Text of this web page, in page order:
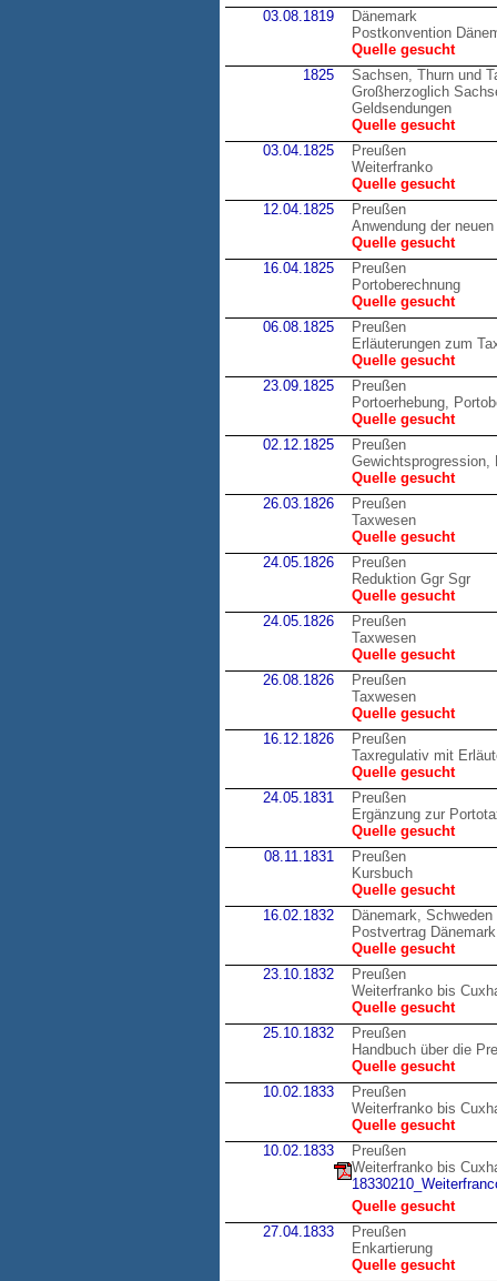
03.08.1819
Dänemark
Postkonvention
Quelle gesucht
1825
Sachsen, Thurn und
Großherzoglich
Geldsendungen
Quelle gesucht
03.04.1825
Preußen
Weiterfranko
Quelle gesucht
12.04.1825
Preußen
Anwendung der
Quelle gesucht
16.04.1825
Preußen
Portoberechnung
Quelle gesucht
06.08.1825
Preußen
Erläuterungen zum
Quelle gesucht
23.09.1825
Preußen
Portoerhebung,
Quelle gesucht
02.12.1825
Preußen
Gewichtsprogression,
Quelle gesucht
26.03.1826
Preußen
Taxwesen
Quelle gesucht
24.05.1826
Preußen
Reduktion Ggr Sgr
Quelle gesucht
24.05.1826
Preußen
Taxwesen
Quelle gesucht
26.08.1826
Preußen
Taxwesen
Quelle gesucht
16.12.1826
Preußen
Taxregulativ mit
Quelle gesucht
24.05.1831
Preußen
Ergänzung zur
Quelle gesucht
08.11.1831
Preußen
Kursbuch
Quelle gesucht
16.02.1832
Dänemark, Schweden
Postvertrag
Quelle gesucht
23.10.1832
Preußen
Weiterfranko bis
Quelle gesucht
25.10.1832
Preußen
Handbuch über die
Quelle gesucht
10.02.1833
Preußen
Weiterfranko bis
Quelle gesucht
10.02.1833
Preußen
Weiterfranko bis
Quelle gesucht
27.04.1833
Preußen
Enkartierung
Quelle gesucht